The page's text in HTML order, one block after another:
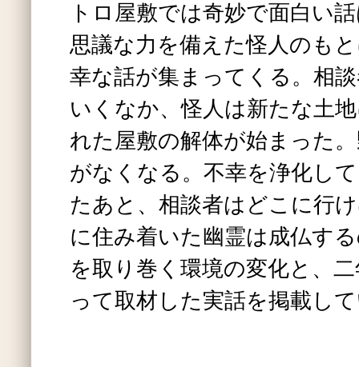
トロ屋敷では奇妙で面白い
思議な力を備えた怪人のも
幸な話が集まってくる。相
いくなか、怪人は新たな土
れた屋敷の解体が始まった
がなくなる。不幸を浄化し
たあと、相談者はどこに行
に住み着いた幽霊は成仏す
を取り巻く環境の変化と、
って取材した実話を掲載し